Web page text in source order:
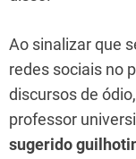
Ao sinalizar que
redes sociais no
discursos de
professor
sugerido